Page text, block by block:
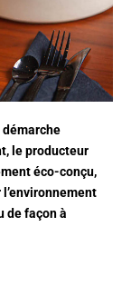
démarche
le producteur
éco-conçu,
de façon à